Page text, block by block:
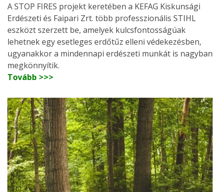
A STOP FIRES projekt keretében a KEFAG Kiskunsági
Erdészeti és Faipari Zrt. több professzionális STIHL
eszközt szerzett be, amelyek kulcsfontosságúak
lehetnek egy esetleges erdőtűz elleni védekezésben,
ugyanakkor a mindennapi erdészeti munkát is nagyban
megkönnyítik.
Tovább >>>